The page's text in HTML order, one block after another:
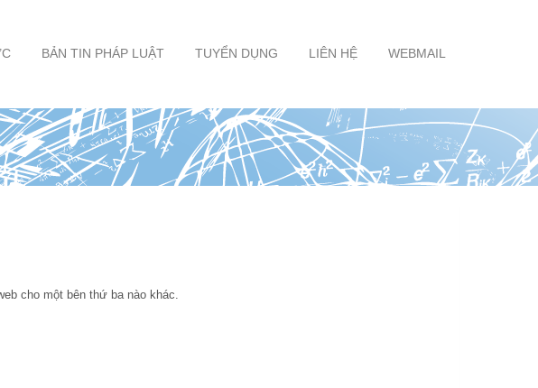
BẢN TIN PHÁP LUẬT TUYỂN DỤNG LIÊN HỆ WEBMAIL
cho một bên thứ ba nào khác.